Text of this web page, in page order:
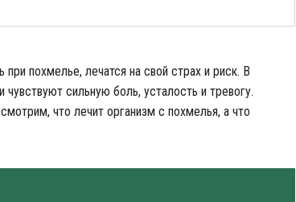
похмелье, лечатся на свой страх и риск. В
сильную боль, усталость и тревогу.
что лечит организм с похмелья, а что